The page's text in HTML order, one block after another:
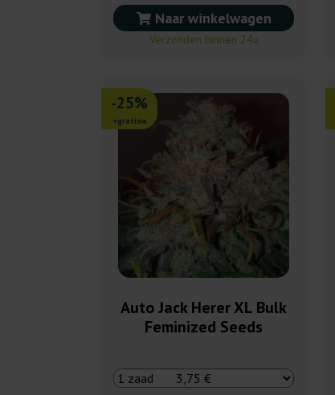
Naar winkelwagen
Verzonden binnen 24u
-25%
+gratisie
Auto Jack Herer XL Bulk
Feminized Seeds